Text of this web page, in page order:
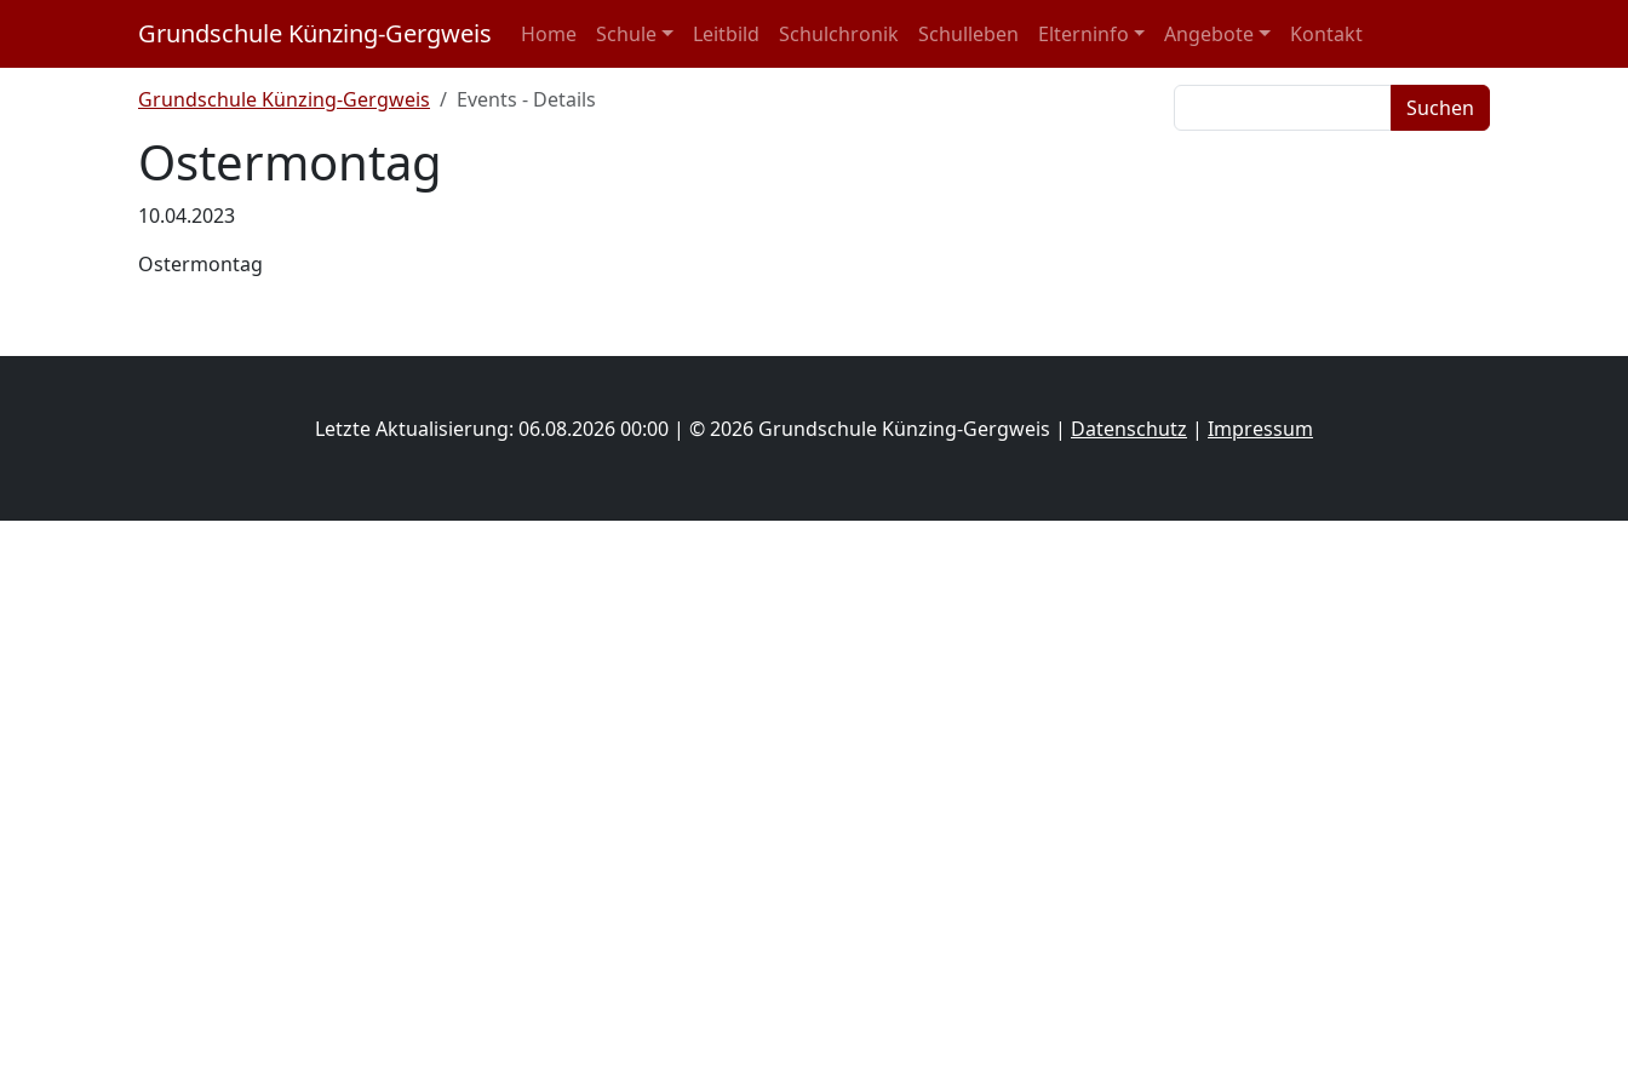
Grundschule Künzing-Gergweis Navigation überspringen
Home Schule Leitbild Schulchronik Schulleben Elterninfo Angebote Kontakt
Grundschule Künzing-Gergweis Events - Details
Ostermontag
10.04.2023
Ostermontag
Suchen
Letzte Aktualisierung: 06.08.2026 00:00 | © 2026 Grundschule Künzing-Gergweis | Datenschutz | Impressum